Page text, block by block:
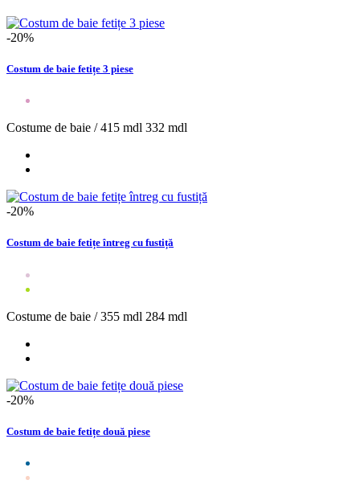
-20%
Costum de baie fetițe 3 piese
Costume de baie /415 mdl 332 mdl
-20%
Costum de baie fetițe întreg cu fustiță
Costume de baie /355 mdl 284 mdl
-20%
Costum de baie fetițe două piese